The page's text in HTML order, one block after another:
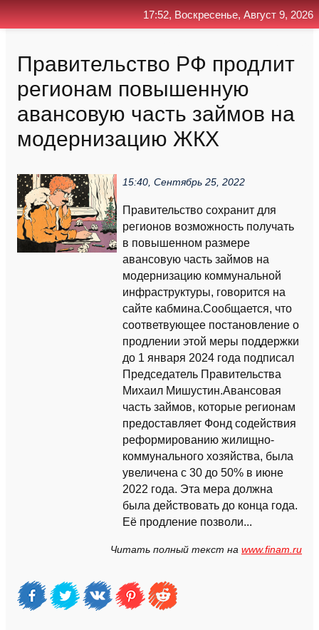
Правительство РФ продлит
регионам повышенную
авансовую часть займов на
модернизацию ЖКХ
15:40, Сентябрь 25, 2022
Правительство сохранит для
регионов возможность получать
в повышенном размере
авансовую часть займов на
модернизацию коммунальной
инфраструктуры, говорится на
сайте кабмина.Сообщается, что
соответвующее постановление о
продлении этой меры поддержки
до 1 января 2024 года подписал
Председатель Правительства
Михаил Мишустин.Авансовая
часть займов, которые регионам
предоставляет Фонд содействия
реформированию жилищно-
коммунального хозяйства, была
увеличена с 30 до 50% в июне
2022 года. Эта мера должна
была действовать до конца года.
Её продление позволи...
Читать полный текст на www.finam.ru
17:52, Воскресенье, Август 9, 2026